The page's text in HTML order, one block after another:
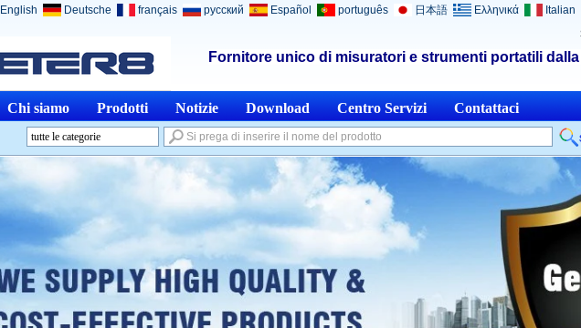
Fornitore unico di misuratori e strumenti portatili
English Deutsche français русский Español português 日本語 Ελληνικά Italian
Chi siamo Prodotti Notizie Download Centro Servizi Contattaci
tutte le categorie
Strumenti di analisiL
Strumenti AmbienteL
Misurazione fisicaL
Attrezzi di misurazioneL
Altro misurazione e
analisiL
Dispositivi MediciL